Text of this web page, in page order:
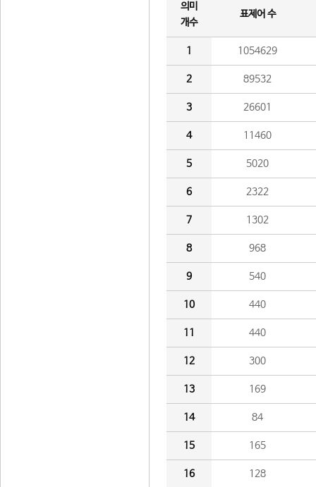
의미
개수
표제어 수
1 1054629
2 89532
3 26601
4 11460
5 5020
6 2322
7 1302
8 968
9 540
10 440
11 440
12 300
13 169
14 84
15 165
16 128